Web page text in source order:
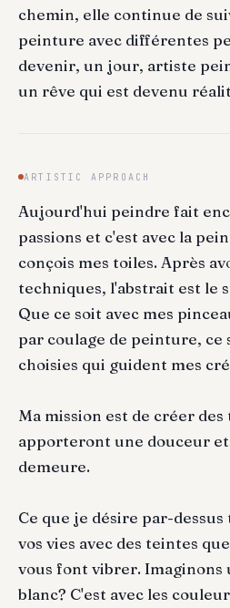
chemin, elle continue de
peinture avec différentes
devenir, un jour, artiste
un rêve qui est devenu
ARTISTIC APPROACH
Aujourd'hui peindre fait
passions et c'est avec la
conçois mes toiles. Après
techniques, l'abstrait est le
Que ce soit avec mes
par coulage de peinture, ce
choisies qui guident mes
Ma mission est de créer des
apporteront une douceur
demeure.
Ce que je désire par-
vos vies avec des teintes
vous font vibrer. Imaginons
blanc? C'est avec les